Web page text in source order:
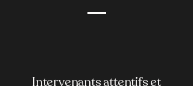
Intervenants attentifs et